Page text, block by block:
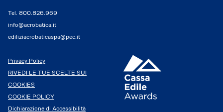
Tel. 800.826.969
info@acrobatica.it
ediliziacrobaticaspa@pec.it
Privacy Policy
RIVEDI LE TUE SCELTE SUI
COOKIES
COOKIE POLICY
Dichiarazione di Accessibilità